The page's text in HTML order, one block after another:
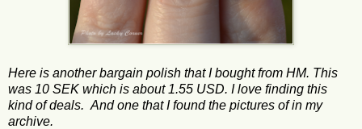
Here is another bargain polish that I bought from HM. This
was 10 SEK which is about 1.55 USD. I love finding this
kind of deals. And one that I found the pictures of in my
archive.